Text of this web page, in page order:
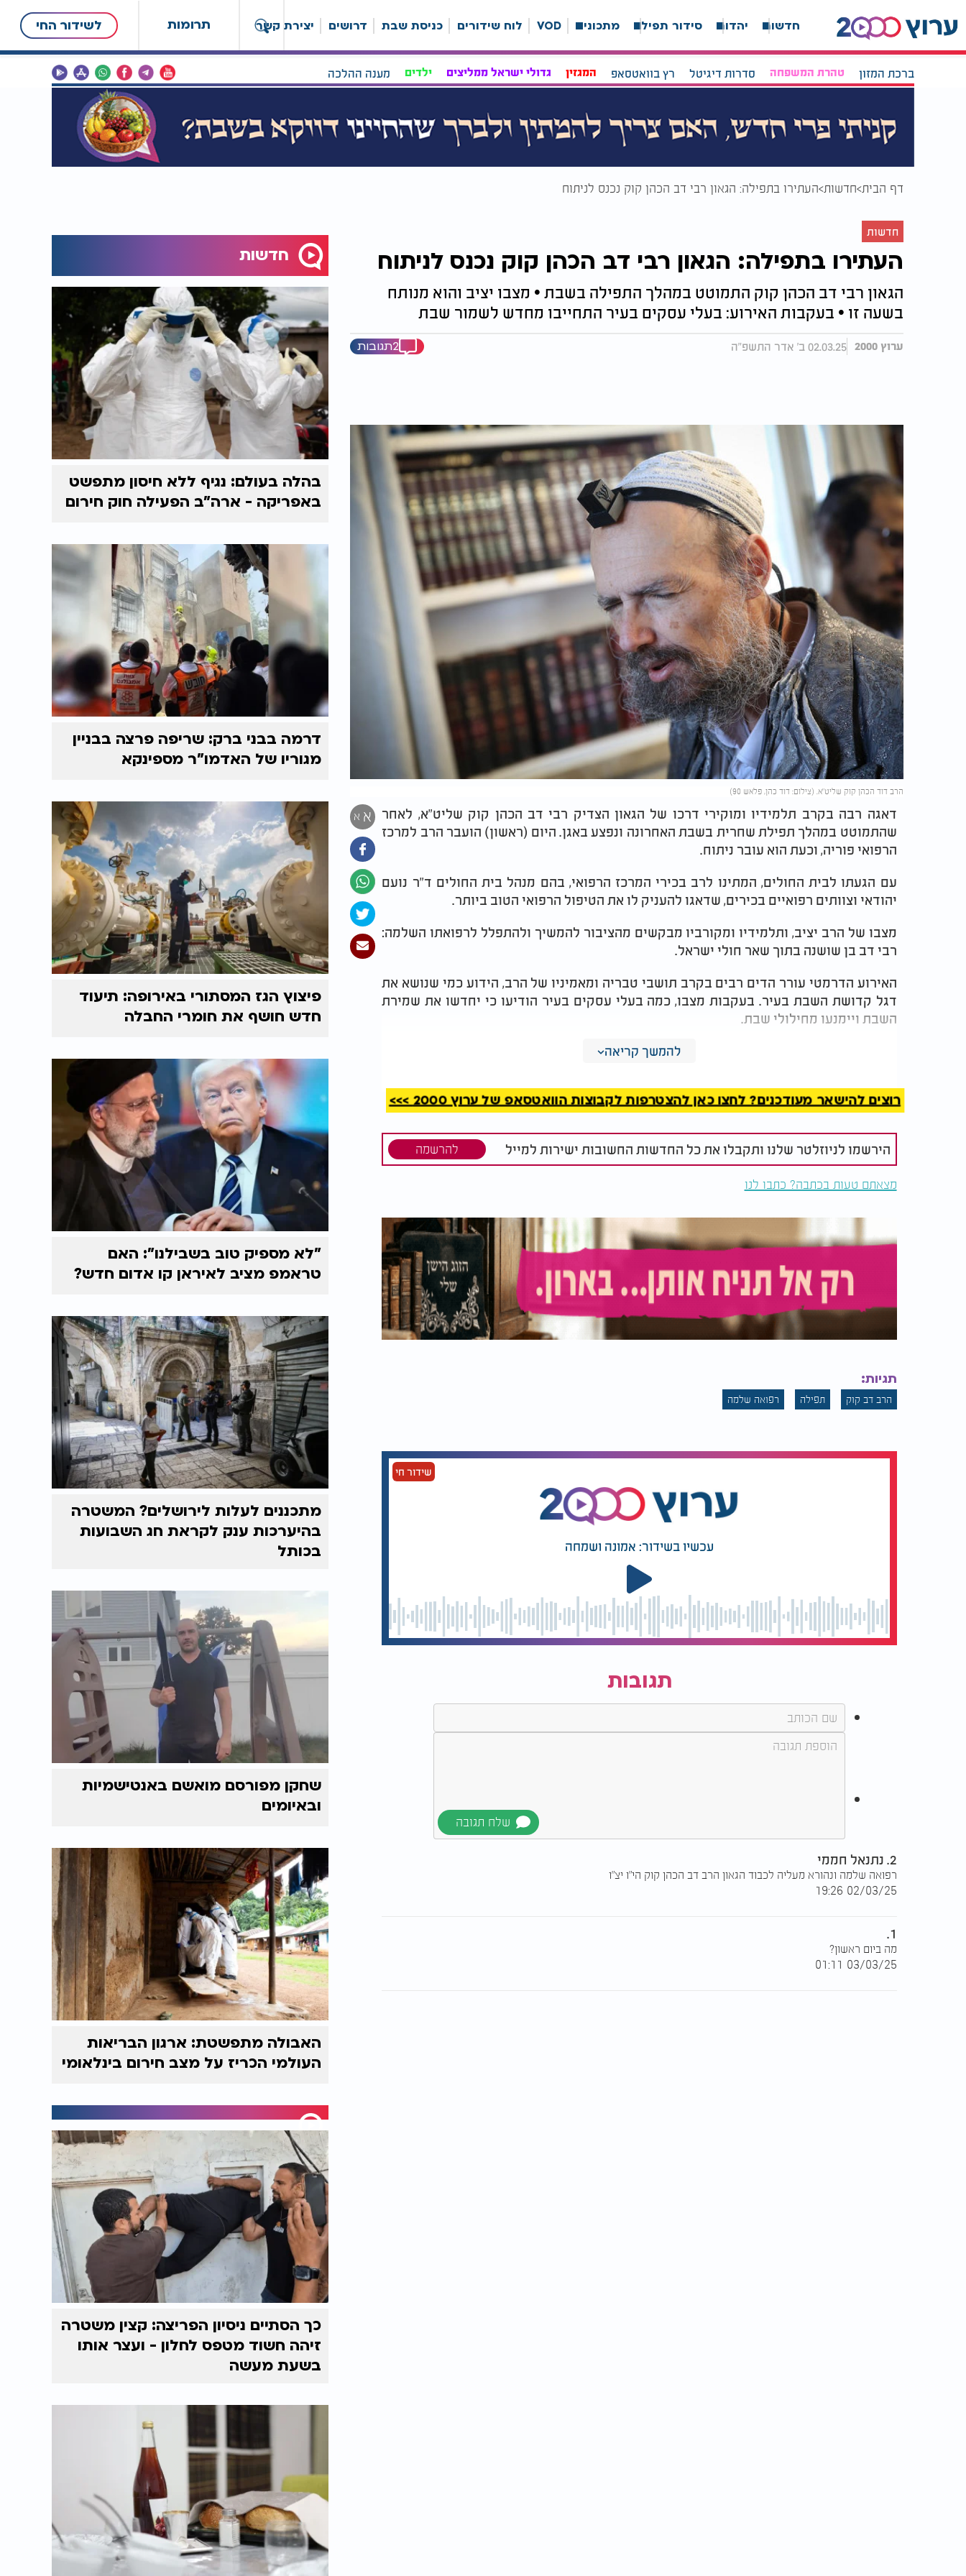
תרומות לשידור החי חדשות יהדות סידור תפילה מתכונים VOD לוח שידורים כניסת שבת דרושים יצירת קשר
ברכת המזון טהרת המשפחה סדרות דיגיטל רץ בוואטסאפ המגזין גדולי ישראל ממליצים ילדים מענה ההלכה
דף הבית חדשות העתירו בתפילה: הגאון רבי דב הכהן קוק נכנס לניתוח
חדשות
העתירו בתפילה: הגאון רבי דב הכהן קוק נכנס לניתוח
הגאון רבי דב הכהן קוק התמוטט במהלך התפילה בשבת • מצבו יציב והוא מנותח
בשעה זו • בעקבות האירוע: בעלי עסקים בעיר התחייבו מחדש לשמור שבת
ערוץ 2000 02.03.25 ב' אדר התשפ"ה 2תגובות
הרב דוד הכהן קוק שליט"א. (צילום: דוד כהן, פלאש 90)
א א
דאגה רבה בקרב תלמידיו ומוקירי דרכו של הגאון הצדיק רבי דב הכהן קוק שליט"א, לאחר
שהתמוטט במהלך תפילת שחרית בשבת האחרונה ונפצע באגן. היום (ראשון) הועבר הרב למרכז
הרפואי פוריה, וכעת הוא עובר ניתוח.
עם הגעתו לבית החולים, המתינו לרב בכירי המרכז הרפואי, בהם מנהל בית החולים ד"ר נועם
יהודאי וצוותים רפואיים בכירים, שדאגו להעניק לו את הטיפול הרפואי הטוב ביותר.
מצבו של הרב יציב, ותלמידיו ומקורביו מבקשים מהציבור להמשיך ולהתפלל לרפואתו השלמה:
רבי דב בן שושנה בתוך שאר חולי ישראל.
האירוע הדרמטי עורר הדים רבים בקרב תושבי טבריה ומאמיניו של הרב, הידוע כמי שנושא את
דגל קדושת השבת בעיר. בעקבות מצבו, כמה בעלי עסקים בעיר הודיעו כי יחדשו את שמירת
השבת ויימנעו מחילולי שבת.
כחלק מהיוזמה, מקדמת העירייה תעודות מיוחדות שיוענקו לעסקים שומרי שבת, ביוזמת חברי
להמשך קריאה
רוצים להישאר מעודכנים? לחצו כאן להצטרפות לקבוצות הוואטסאפ של ערוץ 2000 >>>
הירשמו לניוזלטר שלנו ותקבלו את כל החדשות החשובות ישירות למייל להרשמה
מצאתם טעות בכתבה? כתבו לנו
תגיות:
הרב דב קוק תפילה רפואה שלמה
שידור חי
עכשיו בשידור: אמונה ושמחה
תגובות
2. נתנאל חממי
רפואה שלמה ונהורא מעליה לכבוד הגאון הרב דב הכהן קוק הי"ו יצ"ו
02/03/25 19:26
1.
מה ביום ראשון?
03/03/25 01:11
חדשות
בהלה בעולם: נגיף ללא חיסון מתפשט
באפריקה - ארה"ב הפעילה חוק חירום
דרמה בבני ברק: שריפה פרצה בבניין
מגוריו של האדמו"ר מספינקא
פיצוץ הגז המסתורי באירופה: תיעוד
חדש חושף את חומרי החבלה
"לא מספיק טוב בשבילנו": האם
טראמפ מציב לאיראן קו אדום חדש?
מתכננים לעלות לירושלים? המשטרה
בהיערכות ענק לקראת חג השבועות
בכותל
שחקן מפורסם מואשם באנטישמיות
ובאיומים
האבולה מתפשטת: ארגון הבריאות
העולמי הכריז על מצב חירום בינלאומי
כך הסתיים ניסיון הפריצה: קצין משטרה
זיהה חשוד מטפס לחלון - ועצר אותו
בשעת מעשה